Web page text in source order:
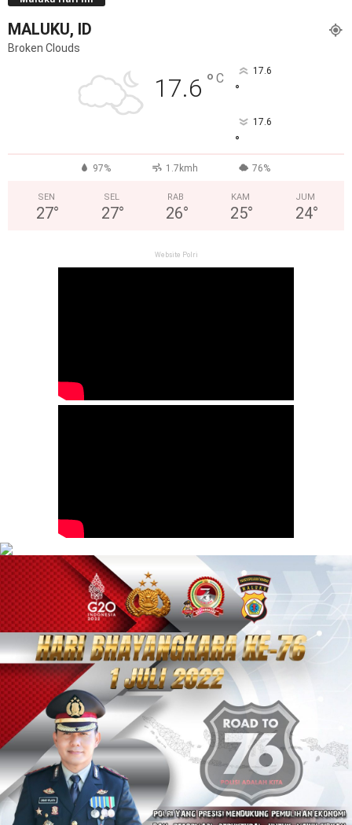
MALUKU, ID
Broken Clouds
17.6 ° C 17.6
°
17.6
°
97% 1.7kmh 76%
SEN
27°
SEL
27°
RAB
26°
KAM
25°
JUM
24°
Website Polri